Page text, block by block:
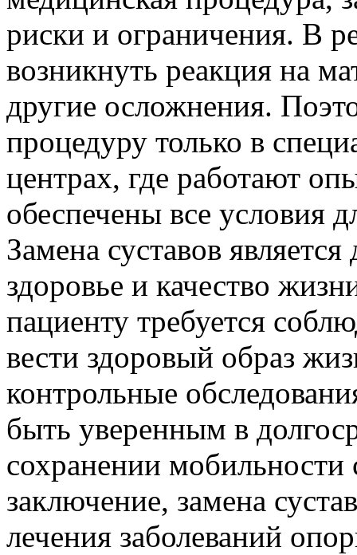
риски и ограничения. В
возникнуть реакция на
другие осложнения.
процедуру только в
центрах, где работают
обеспечены все условия
Замена суставов
здоровье и качество
пациенту требуется
вести здоровый образ
контрольные
быть уверенным в
сохранении мобильности
заключение, замена
лечения заболеваний